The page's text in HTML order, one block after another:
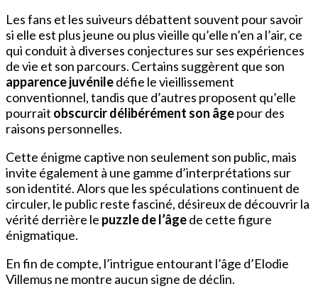
Les fans et les suiveurs débattent souvent pour savoir
si elle est plus jeune ou plus vieille qu’elle n’en a l’air, ce
qui conduit à diverses conjectures sur ses expériences
de vie et son parcours. Certains suggèrent que son
apparence juvéniledéfie le vieillissement
conventionnel, tandis que d’autres proposent qu’elle
pourrait obscurcir délibérément son âgepour des
raisons personnelles.
Cette énigme captive non seulement son public, mais
invite également à une gamme d’interprétations sur
son identité. Alors que les spéculations continuent de
circuler, le public reste fasciné, désireux de découvrir la
vérité derrière le puzzle de l’âgede cette figure
énigmatique.
En fin de compte, l’intrigue entourant l’âge d’Elodie
Villemus ne montre aucun signe de déclin.